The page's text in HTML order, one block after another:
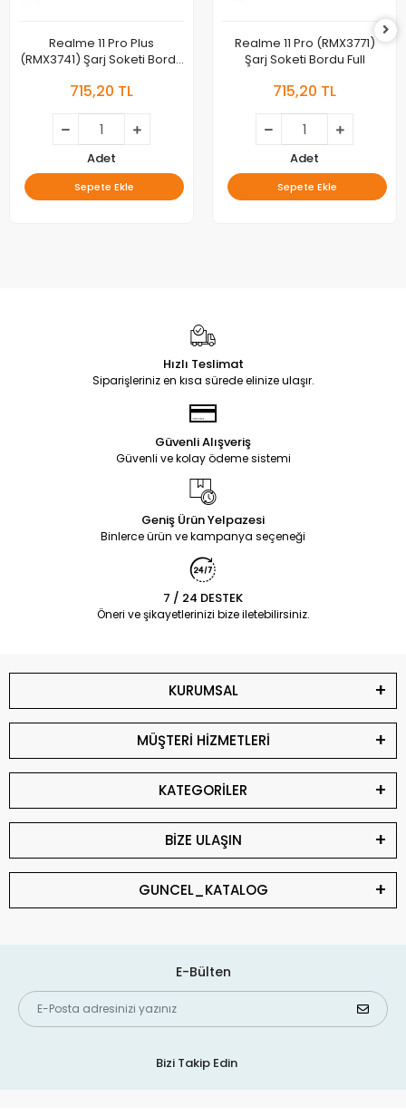
Realme 11 Pro Plus
(RMX3741) Şarj Soketi Bordu
715,20 TL
Adet
Sepete Ekle
Realme 11 Pro (RMX3771)
Şarj Soketi Bordu Full
715,20 TL
Adet
Sepete Ekle
Hızlı Teslimat
Siparişleriniz en kısa sürede elinize ulaşır.
Güvenli Alışveriş
Güvenli ve kolay ödeme sistemi
Geniş Ürün Yelpazesi
Binlerce ürün ve kampanya seçeneği
7 / 24 DESTEK
Öneri ve şikayetlerinizi bize iletebilirsiniz.
KURUMSAL
MÜŞTERİ HİZMETLERİ
KATEGORİLER
BİZE ULAŞIN
GUNCEL_KATALOG
E-Bülten
Bizi Takip Edin